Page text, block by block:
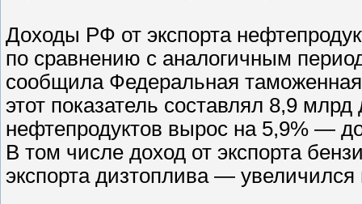
Доходы РФ от экспорта
по сравнению с аналогичным
сообщила Федеральная
этот показатель составлял 8,9
нефтепродуктов вырос на 5,9% —
В том числе доход от экспорта
экспорта дизтоплива —